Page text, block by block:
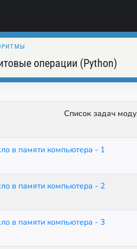
операции (Python)
Список задач
в памяти компьютера - 1
в памяти компьютера - 2
в памяти компьютера - 3